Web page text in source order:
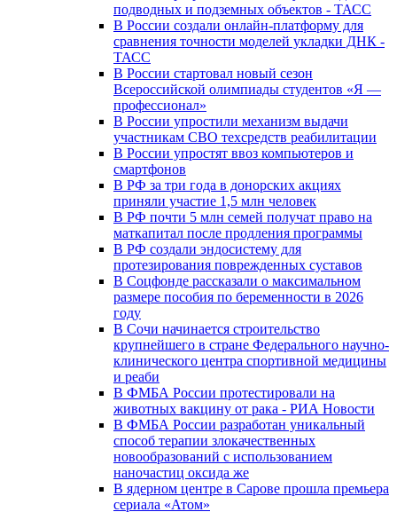
подводных и подземных объектов - ТАСС
В России создали онлайн-платформу для
сравнения точности моделей укладки ДНК -
ТАСС
В России стартовал новый сезон
Всероссийской олимпиады студентов «Я —
профессионал»
В России упростили механизм выдачи
участникам СВО техсредств реабилитации
В России упростят ввоз компьютеров и
смартфонов
В РФ за три года в донорских акциях
приняли участие 1,5 млн человек
В РФ почти 5 млн семей получат право на
маткапитал после продления программы
В РФ создали эндосистему для
протезирования поврежденных суставов
В Соцфонде рассказали о максимальном
размере пособия по беременности в 2026
году
В Сочи начинается строительство
крупнейшего в стране Федерального научно-
клинического центра спортивной медицины
и реаби
В ФМБА России протестировали на
животных вакцину от рака - РИА Новости
В ФМБА России разработан уникальный
способ терапии злокачественных
новообразований с использованием
наночастиц оксида же
В ядерном центре в Сарове прошла премьера
сериала «Атом»